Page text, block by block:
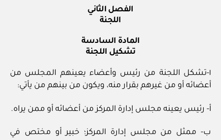
الفصل الثاني
اللجنة
المادة السادسة
تشكيل اللجنة
١-تشكل اللجنة من رئيس وأعضاء يعينهم المجلس من
أعضائه أو من غيرهم بقرار منه، ويكون من بينهم من يأتي:
أ- رئيس يعينه مجلس إدارة المركز من أعضائه أو ممن يراه.
ب- ممثل من مجلس إدارة المركز؛ خبير أو مختص في